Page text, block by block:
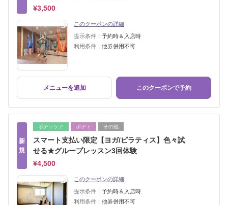
¥3,500
このクーポンの詳細
提示条件： 予約時＆入店時
利用条件： 他券併用不可
メニューを追加 このクーポンで予約
新
規
ボディケア ボディ その他
スマート支払い限定【ヨガ/ピラティス】色々試
せる★グループレッスン3回体験
¥4,500
このクーポンの詳細
提示条件： 予約時＆入店時
利用条件： 他券併用不可